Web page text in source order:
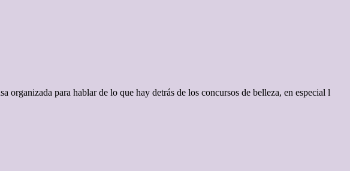
para hablar de lo que hay detrás de los concursos de belleza, en especial l